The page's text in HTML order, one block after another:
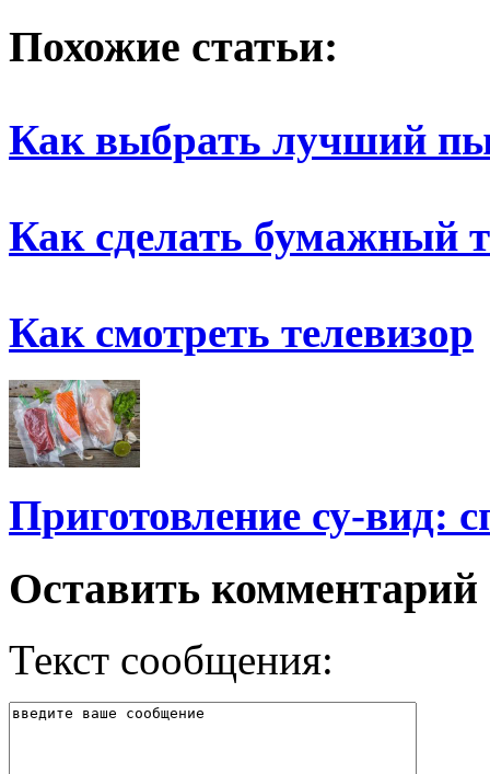
Похожие статьи:
Как выбрать лучший
Как сделать бумажный
Как смотреть телевизор
Приготовление су-вид:
Оставить комментарий
Текст сообщения: